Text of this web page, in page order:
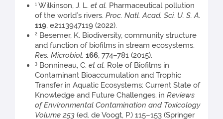
1 Wilkinson, J. L. et al. Pharmaceutical pollution
of the world’s rivers. Proc. Natl. Acad. Sci. U. S. A.
119, e2113947119 (2022).
2 Besemer, K. Biodiversity, community structure
and function of biofilms in stream ecosystems.
Res. Microbiol. 166, 774–781 (2015).
3 Bonnineau, C. et al. Role of Biofilms in
Contaminant Bioaccumulation and Trophic
Transfer in Aquatic Ecosystems: Current State of
Knowledge and Future Challenges. in Reviews
of Environmental Contamination and Toxicology
Volume 253 (ed. de Voogt, P.) 115–153 (Springer